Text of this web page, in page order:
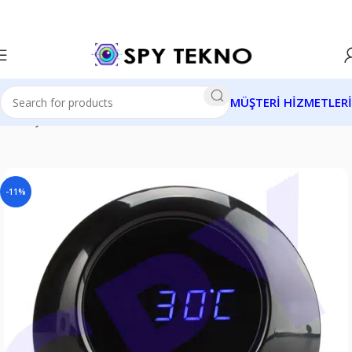
MÜŞTERİ HİZMETLERİ
Ana Sayfa Gizli Kameralar Masa Saati Gizli Kameralar
-11%